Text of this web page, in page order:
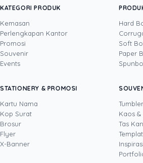
paket itu.
DITULIS OLEH
· Cofounder
Uprint.id, pakar dengan
20 tahun yang menguasai
sekaligus: produksi
(offset, digital printing,
marketing, serta
memahami bisnis cetak
produksi sampai baris
KATEGORI PRODUK
Kemasan
Perlengkapan Kantor
Promosi
Souvenir
Events
Hard
Soft
Paper
STATIONERY & PROMOSI
Kartu Nama
Kop Surat
Brosur
Flyer
X-Banner
Tumbler
Kaos &
Tas